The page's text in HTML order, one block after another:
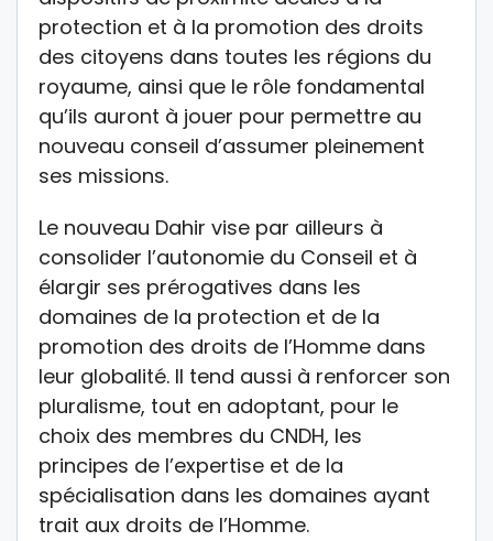
protection et à la promotion des droits
des citoyens dans toutes les régions du
royaume, ainsi que le rôle fondamental
qu’ils auront à jouer pour permettre au
nouveau conseil d’assumer pleinement
ses missions.
Le nouveau Dahir vise par ailleurs à
consolider l’autonomie du Conseil et à
élargir ses prérogatives dans les
domaines de la protection et de la
promotion des droits de l’Homme dans
leur globalité. Il tend aussi à renforcer son
pluralisme, tout en adoptant, pour le
choix des membres du CNDH, les
principes de l’expertise et de la
spécialisation dans les domaines ayant
trait aux droits de l’Homme.